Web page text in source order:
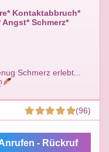
Kontaktabbruch*
Schmerz*
Schmerz erlebt...
(96)
- Rückruf